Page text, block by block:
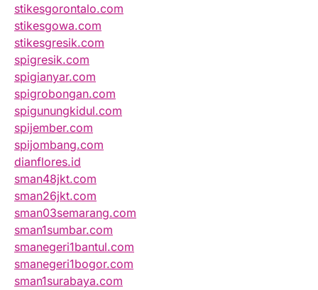
stikesgorontalo.com
stikesgowa.com
stikesgresik.com
spigresik.com
spigianyar.com
spigrobongan.com
spigunungkidul.com
spijember.com
spijombang.com
dianflores.id
sman48jkt.com
sman26jkt.com
sman03semarang.com
sman1sumbar.com
smanegeri1bantul.com
smanegeri1bogor.com
sman1surabaya.com